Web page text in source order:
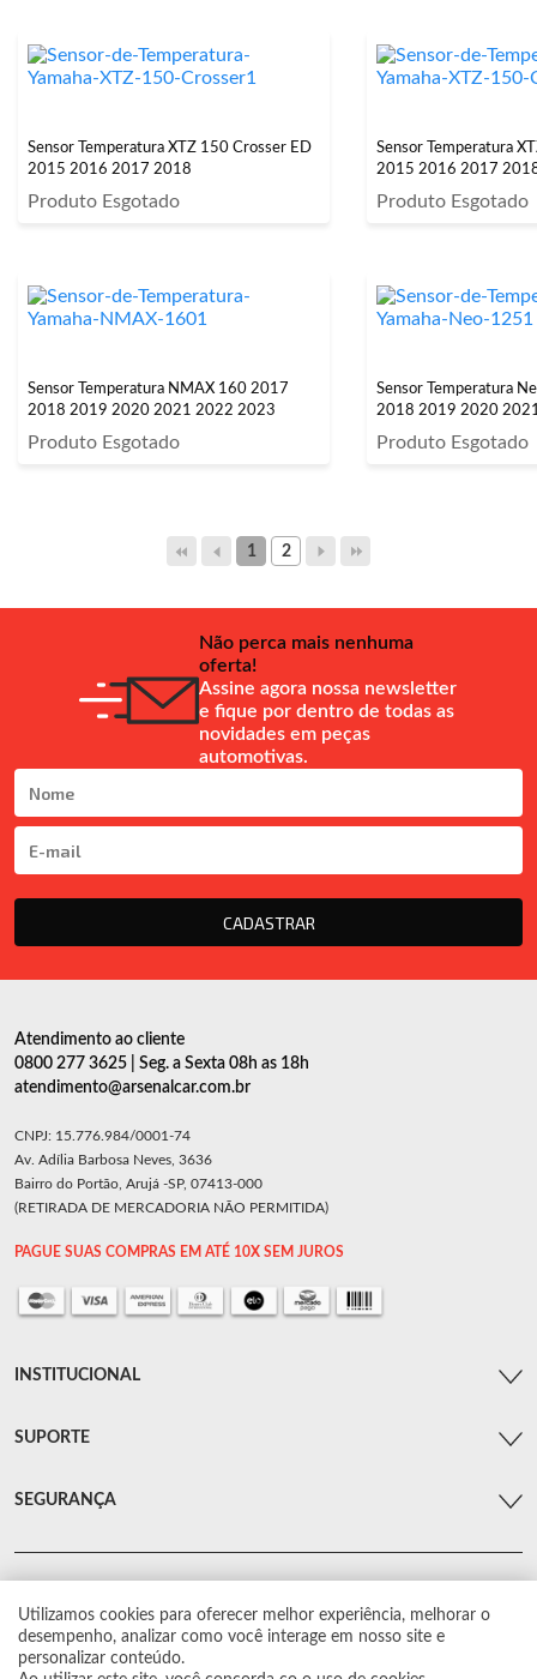
Sensor Temperatura XTZ 150 Crosser ED
2015 2016 2017 2018
Produto Esgotado
Sensor Temperatura
2015 2016 2017
Produto Esgotado
Sensor Temperatura NMAX 160 2017
2018 2019 2020 2021 2022 2023
Produto Esgotado
Sensor Temperatura
2018 2019 2020
Produto Esgotado
1 2
Não perca mais nenhuma
oferta!
Assine agora nossa newsletter
e fique por dentro de todas as
novidades em peças
automotivas.
CADASTRAR
Utilizamos cookies para oferecer melhor experiência, melhorar o
desempenho, analizar como você interage em nosso site e
personalizar conteúdo.
Atendimento ao cliente
0800 277 3625 | Seg. a Sexta 08h as 18h
atendimento@arsenalcar.com.br
CNPJ: 15.776.984/0001-74
Av. Adília Barbosa Neves, 3636
Bairro do Portão, Arujá -SP, 07413-000
(RETIRADA DE MERCADORIA NÃO PERMITIDA)
PAGUE SUAS COMPRAS EM ATÉ 10X SEM JUROS
INSTITUCIONAL
SUPORTE
SEGURANÇA
© Arsenal Car. Todos os direitos reservados.
Proibida reprodução total ou parcial. Preços e estoque sujeito a alterações sem
aviso prévio.